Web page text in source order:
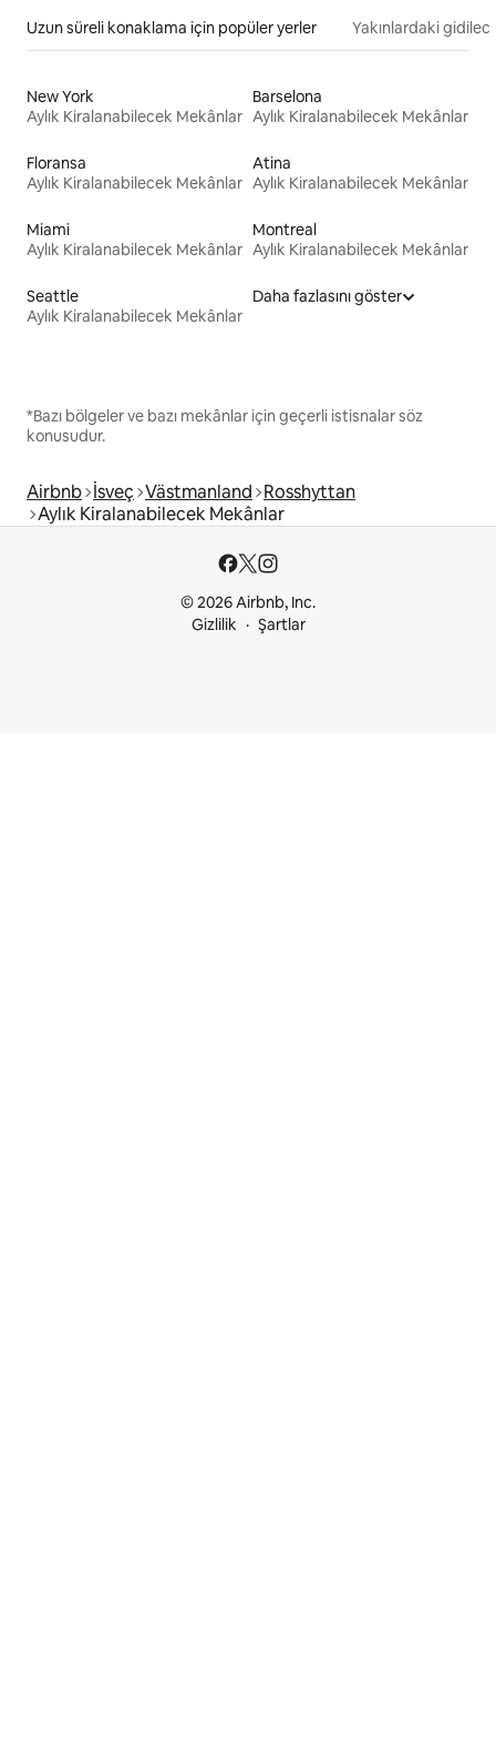
Uzun süreli konaklama için popüler yerler Yakınlardaki
New York
Aylık Kiralanabilecek Mekânlar
Barselona
Aylık Kiralanabilecek Mekânlar
Floransa
Aylık Kiralanabilecek Mekânlar
Atina
Aylık Kiralanabilecek Mekânlar
Miami
Aylık Kiralanabilecek Mekânlar
Montreal
Aylık Kiralanabilecek Mekânlar
Seattle
Aylık Kiralanabilecek Mekânlar
Daha fazlasını göster
*Bazı bölgeler ve bazı mekânlar için geçerli istisnalar söz
konusudur.
Airbnb İsveç Västmanland Rosshyttan
Aylık Kiralanabilecek Mekânlar
© 2026 Airbnb, Inc.
Gizlilik
Şartlar